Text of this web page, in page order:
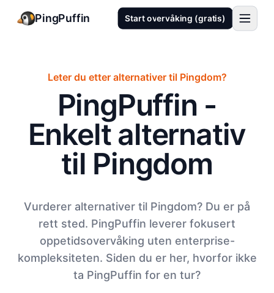
PingPuffin Start overvåking (gratis)
Leter du etter alternativer til Pingdom?
PingPuffin -
Enkelt alternativ
til Pingdom
Vurderer alternativer til Pingdom? Du er på
rett sted. PingPuffin leverer fokusert
oppetidsovervåking uten enterprise-
kompleksiteten. Siden du er her, hvorfor ikke
ta PingPuffin for en tur?